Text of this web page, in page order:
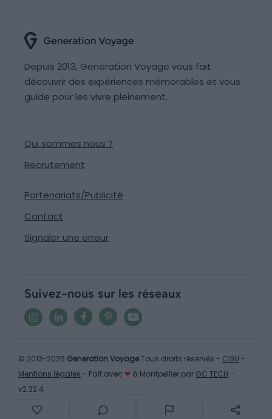
Depuis 2013, Generation Voyage vous fait
découvrir des expériences mémorables et vous
guide pour les vivre pleinement.
Qui sommes nous ?
Recrutement
Partenariats/Publicité
Contact
Signaler une erreur
Suivez-nous sur les réseaux
© 2013-2026 Generation VoyageTous droits réservés - CGU -
Mentions légales - Fait avec ❤ à Montpellier par GC TECH -
v2.32.4